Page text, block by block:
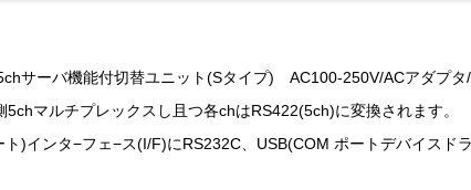
サーバ機能付切替ユニット(Sタイプ) AC100-250V/ACアダプ
5chマルチプレックスし且つ各chはRS422(5ch)に変換されます。
ト)インタ−フェ−ス(I/F)にRS232C、USB(COM ポートデバイスド